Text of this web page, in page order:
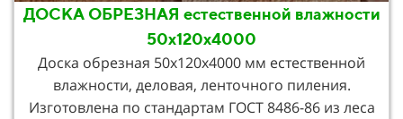
ДОСКА ОБРЕЗНАЯ естественной влажности
50х120х4000
Доска обрезная 50х120х4000 мм естественной
влажности, деловая, ленточного пиления.
Изготовлена по стандартам ГОСТ 8486-86 из леса